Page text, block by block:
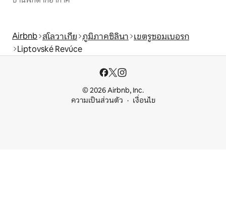
Airbnb สโลวาเกีย ภูมิภาคซิลินา เขตรูซอมเบอรก
Liptovské Revúce
© 2026 Airbnb, Inc.
ความเป็นส่วนตัว
เงื่อนไข